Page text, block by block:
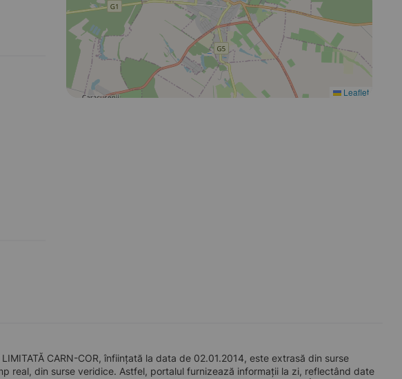
Leaflet
CARN-COR, înființată la data de 02.01.2014, este extrasă din surse
real, din surse veridice. Astfel, portalul furnizează informații la zi, reflectând date